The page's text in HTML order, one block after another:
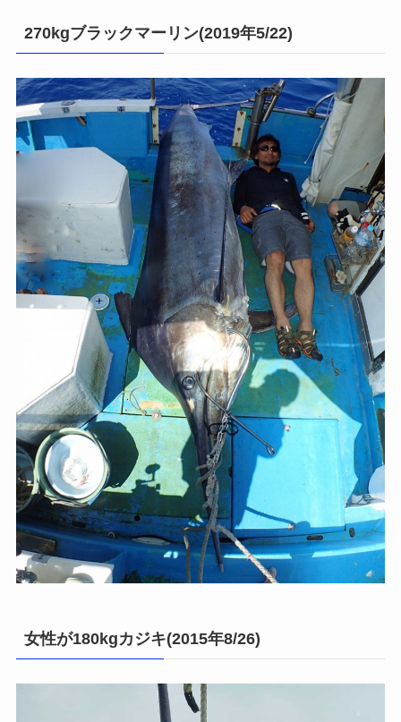
270kgブラックマーリン(2019年5/22)
女性が180kgカジキ(2015年8/26)